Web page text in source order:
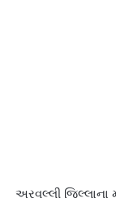
અરવલ્લી જિલ્લાના